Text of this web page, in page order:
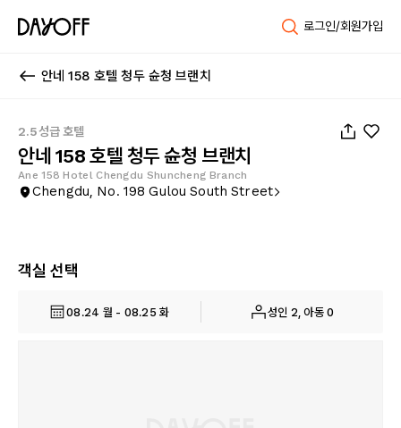
로그인/회원가입
안네 158 호텔 청두 슌청 브랜치
2.5성급 호텔
안네 158 호텔 청두 슌청 브랜치
Ane 158 Hotel Chengdu Shuncheng Branch
Chengdu, No. 198 Gulou South Street
객실 선택
08.24 월 - 08.25 화 성인 2, 아동 0